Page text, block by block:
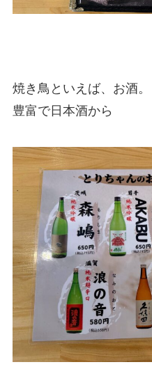
焼き鳥といえば、お酒
豊富で日本酒から